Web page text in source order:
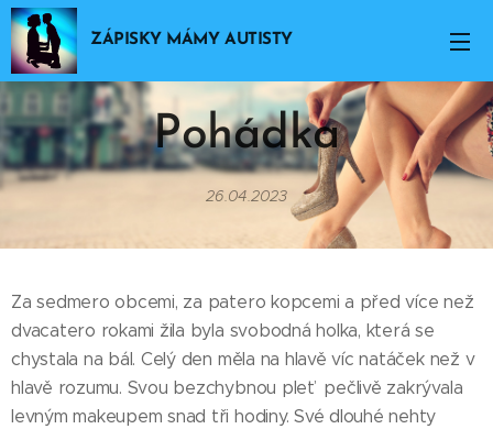
ZÁPISKY MÁMY AUTISTY
Pohádka
26.04.2023
Za sedmero obcemi, za patero kopcemi a před více než
dvacatero rokami žila byla svobodná holka, která se
chystala na bál. Celý den měla na hlavě víc natáček než v
hlavě rozumu. Svou bezchybnou pleť pečlivě zakrývala
levným makeupem snad tři hodiny. Své dlouhé nehty